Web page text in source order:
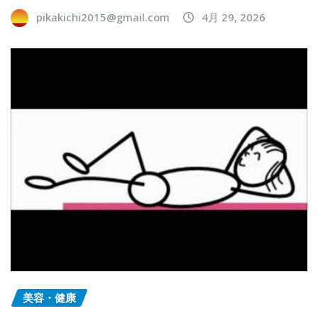
pikakichi2015@gmail.com 4月 29, 2026
美容・健康